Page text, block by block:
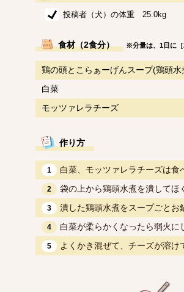
投稿者（犬）の体重 25.0kg
食材（2食分） ※分量は、1日に［
鶏の頭とこらぁーげんスープ(鶏頭水
白菜
モッツァレラチーズ
作り方
1 白菜、モッツァレラチーズは食
2 袋の上から鶏頭水煮を潰してほ
3 潰した鶏頭水煮をスープごとお
4 白菜が柔らかくなったら弱火に
5 よくかき混ぜて、チーズが溶け